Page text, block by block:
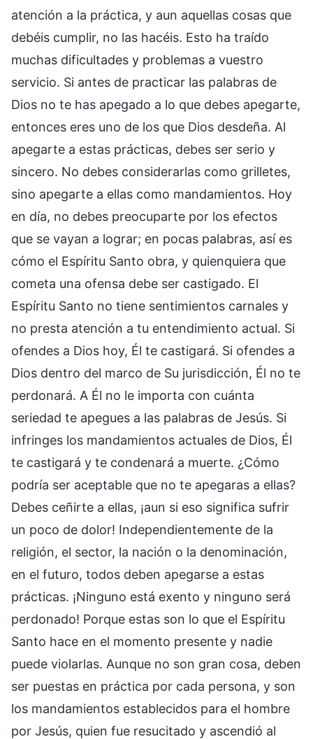
atención a la práctica, y aun aquellas cosas que
debéis cumplir, no las hacéis. Esto ha traído
muchas dificultades y problemas a vuestro
servicio. Si antes de practicar las palabras de
Dios no te has apegado a lo que debes apegarte,
entonces eres uno de los que Dios desdeña. Al
apegarte a estas prácticas, debes ser serio y
sincero. No debes considerarlas como grilletes,
sino apegarte a ellas como mandamientos. Hoy
en día, no debes preocuparte por los efectos
que se vayan a lograr; en pocas palabras, así es
cómo el Espíritu Santo obra, y quienquiera que
cometa una ofensa debe ser castigado. El
Espíritu Santo no tiene sentimientos carnales y
no presta atención a tu entendimiento actual. Si
ofendes a Dios hoy, Él te castigará. Si ofendes a
Dios dentro del marco de Su jurisdicción, Él no te
perdonará. A Él no le importa con cuánta
seriedad te apegues a las palabras de Jesús. Si
infringes los mandamientos actuales de Dios, Él
te castigará y te condenará a muerte. ¿Cómo
podría ser aceptable que no te apegaras a ellas?
Debes ceñirte a ellas, ¡aun si eso significa sufrir
un poco de dolor! Independientemente de la
religión, el sector, la nación o la denominación,
en el futuro, todos deben apegarse a estas
prácticas. ¡Ninguno está exento y ninguno será
perdonado! Porque estas son lo que el Espíritu
Santo hace en el momento presente y nadie
puede violarlas. Aunque no son gran cosa, deben
ser puestas en práctica por cada persona, y son
los mandamientos establecidos para el hombre
por Jesús, quien fue resucitado y ascendió al